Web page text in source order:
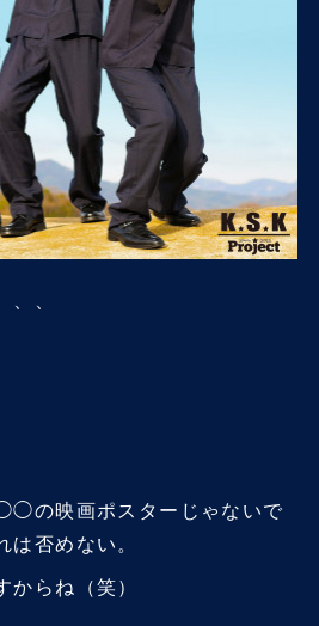
、
の映画ポスターじゃないで
否めない。
らね（笑）